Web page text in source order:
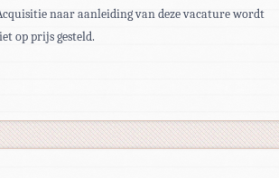
naar aanleiding van deze vacature wordt
op prijs gesteld.